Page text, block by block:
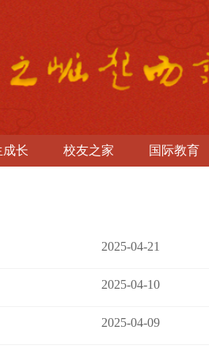
成长 校友之家 国际教育
2025-04-21
2025-04-10
2025-04-09